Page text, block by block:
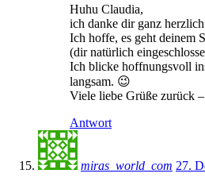
Huhu Claudia,
ich danke dir ganz
Ich hoffe, es geht deinem
(dir natürlich
Ich blicke hoffnungsvoll
langsam. 😉
Viele liebe Grüße zurück –
Antwort
miras_world_com 27.